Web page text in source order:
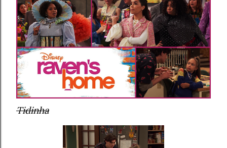
Tidinha